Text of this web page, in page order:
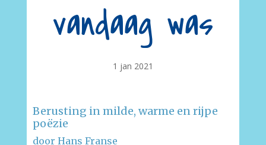
vandaag was
1 jan 2021
Berusting in milde, warme en rijpe
poëzie
door Hans Franse